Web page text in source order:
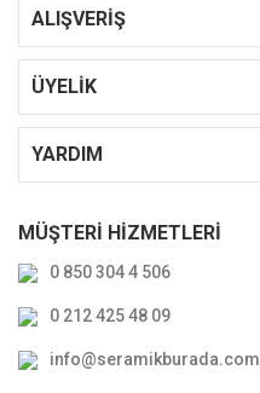
ALIŞVERİŞ
ÜYELİK
YARDIM
MÜŞTERİ HİZMETLERİ
0 850 304 4 506
0 212 425 48 09